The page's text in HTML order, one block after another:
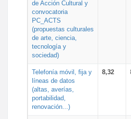
de Acción Cultural y
convocatoria
PC_ACTS
(propuestas culturales
de arte, ciencia,
tecnología y
sociedad)
Telefonía móvil, fija y
líneas de datos
(altas, averías,
portabilidad,
renovación...)
8,32